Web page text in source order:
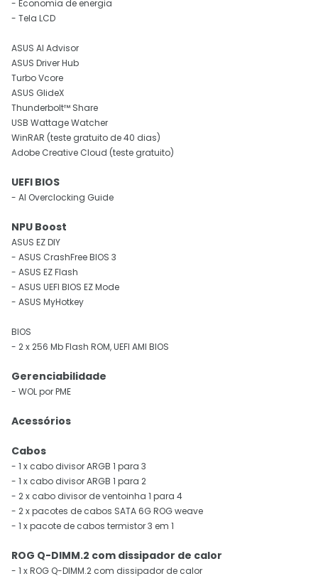
- Economia de energia
- Tela LCD
ASUS AI Advisor
ASUS Driver Hub
Turbo Vcore
ASUS GlideX
Thunderbolt™ Share
USB Wattage Watcher
WinRAR (teste gratuito de 40 dias)
Adobe Creative Cloud (teste gratuito)
UEFI BIOS
- AI Overclocking Guide
NPU Boost
ASUS EZ DIY
- ASUS CrashFree BIOS 3
- ASUS EZ Flash
- ASUS UEFI BIOS EZ Mode
- ASUS MyHotkey
BIOS
- 2 x 256 Mb Flash ROM, UEFI AMI BIOS
Gerenciabilidade
- WOL por PME
Acessórios
Cabos
- 1 x cabo divisor ARGB 1 para 3
- 1 x cabo divisor ARGB 1 para 2
- 2 x cabo divisor de ventoinha 1 para 4
- 2 x pacotes de cabos SATA 6G ROG weave
- 1 x pacote de cabos termistor 3 em 1
ROG Q-DIMM.2 com dissipador de calor
- 1 x ROG Q-DIMM.2 com dissipador de calor